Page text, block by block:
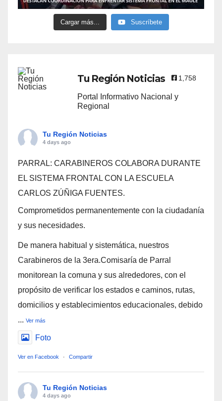
Cargar más... Suscríbete
Tu Región Noticias 1,758
Portal Informativo Nacional y
Regional
Tu Región Noticias
4 days ago
PARRAL: CARABINEROS COLABORA DURANTE
EL SISTEMA FRONTAL CON LA ESCUELA
CARLOS ZÚÑIGA FUENTES.
Comprometidos permanentemente con la ciudadanía
y sus necesidades.
De manera habitual y sistemática, nuestros
Carabineros de la 3era.Comisaría de Parral
monitorean la comuna y sus alrededores, con el
propósito de verificar los estados e caminos, rutas,
domicilios y establecimientos educacionales, debido
... Ver más
Foto
Ver en Facebook · Compartir
Tu Región Noticias
4 days ago